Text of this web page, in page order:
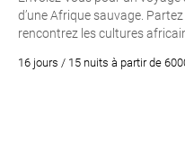
d’une Afrique sauvage.
rencontrez les cultures
16 jours / 15 nuits à partir de